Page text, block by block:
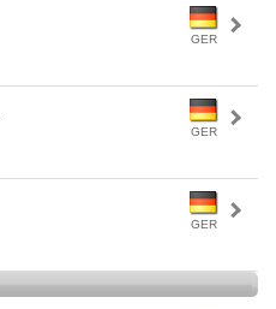
GER
GER
GER